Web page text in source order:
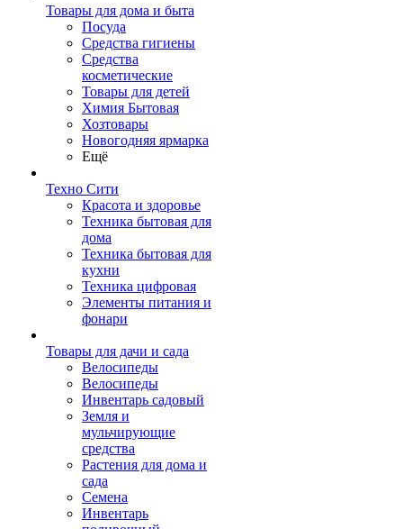
Товары для дома и быта
Посуда
Средства гигиены
Средства
косметические
Товары для детей
Химия Бытовая
Хозтовары
Новогодняя ярмарка
Ещё
Техно Сити
Красота и здоровье
Техника бытовая для
дома
Техника бытовая для
кухни
Техника цифровая
Элементы питания и
фонари
Товары для дачи и сада
Велосипеды
Велосипеды
Инвентарь садовый
Земля и
мульчирующие
средства
Растения для дома и
сада
Семена
Инвентарь